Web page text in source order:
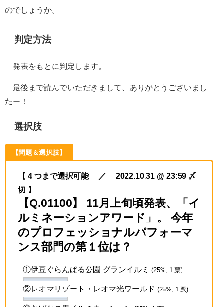
のでしょうか。
判定方法
発表をもとに判定します。
最後まで読んでいただきまして、ありがとうございまし
たー！
選択肢
【問題＆選択肢】
【 4 つまで選択可能 ／ 2022.10.31 @ 23:59 〆
切 】
【Q.01100】 11月上旬頃発表、「イ
ルミネーションアワード」。 今年
のプロフェッショナルパフォーマ
ンス部門の第１位は？
①伊豆ぐらんぱる公園 グランイルミ (25%, 1 票)
②レオマリゾート・レオマ光ワールド (25%, 1 票)